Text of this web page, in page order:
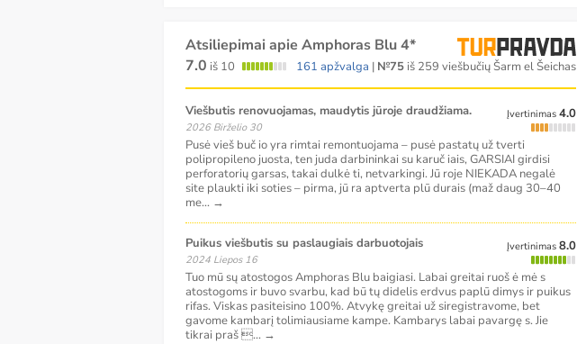
Atsiliepimai apie Amphoras Blu 4*
7.0 iš 10 161 apžvalga | №75 iš 259 viešbučių Šarm el Šeichas
Viešbutis renovuojamas, maudytis jūroje draudžiama.
2026 Birželio 30
Įvertinimas
4.0
Pusė vieš buč io yra rimtai remontuojama – pusė pastatų už tverti
polipropileno juosta, ten juda darbininkai su karuč iais, GARSIAI girdisi
perforatorių garsas, takai dulkė ti, netvarkingi. Jū roje NIEKADA negalė
site plaukti iki soties – pirma, jū ra aptverta plū durais (maž daug 30–40
me... →
Puikus viešbutis su paslaugiais darbuotojais
2024 Liepos 16
Įvertinimas
8.0
Tuo mū sų atostogos Amphoras Blu baigiasi. Labai greitai ruoš ė mė s
atostogoms ir buvo svarbu, kad bū tų didelis erdvus paplū dimys ir puikus
rifas. Viskas pasiteisino 100%. Atvykę greitai už siregistravome, bet
gavome kambarį tolimiausiame kampe. Kambarys labai pavargę s. Jie
tikrai praš ... →